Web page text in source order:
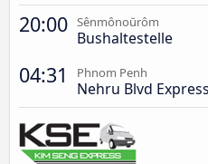
20:00 Sênmônoŭrôm
Bushaltestelle
04:31 Phnom Penh
Nehru Blvd